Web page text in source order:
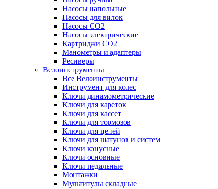
Насосы напольные
Насосы для вилок
Насосы CO2
Насосы электрические
Картриджи CO2
Манометры и адаптеры
Ресиверы
Велоинструменты
Все Велоинструменты
Инструмент для колес
Ключи динамометрические
Ключи для кареток
Ключи для кассет
Ключи для тормозов
Ключи для цепей
Ключи для шатунов и систем
Ключи конусные
Ключи основные
Ключи педальные
Монтажки
Мультитулы складные